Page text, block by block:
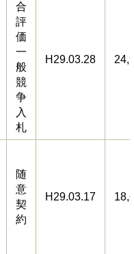
合
評
価
一
般
競
争
入
札
H29.03.28
随
意
契
約
H29.03.17